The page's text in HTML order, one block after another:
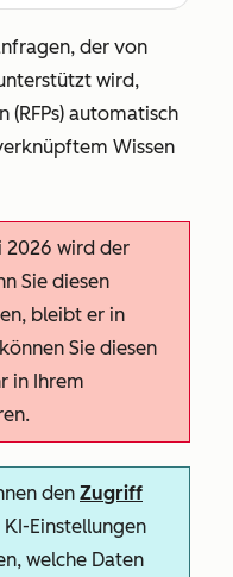
der von
wird,
(RFPs) automatisch
Wissen
2026 wird der
Sie diesen
bleibt er in
Sie diesen
in Ihrem
den Zugriff
KI-Einstellungen
welche Daten